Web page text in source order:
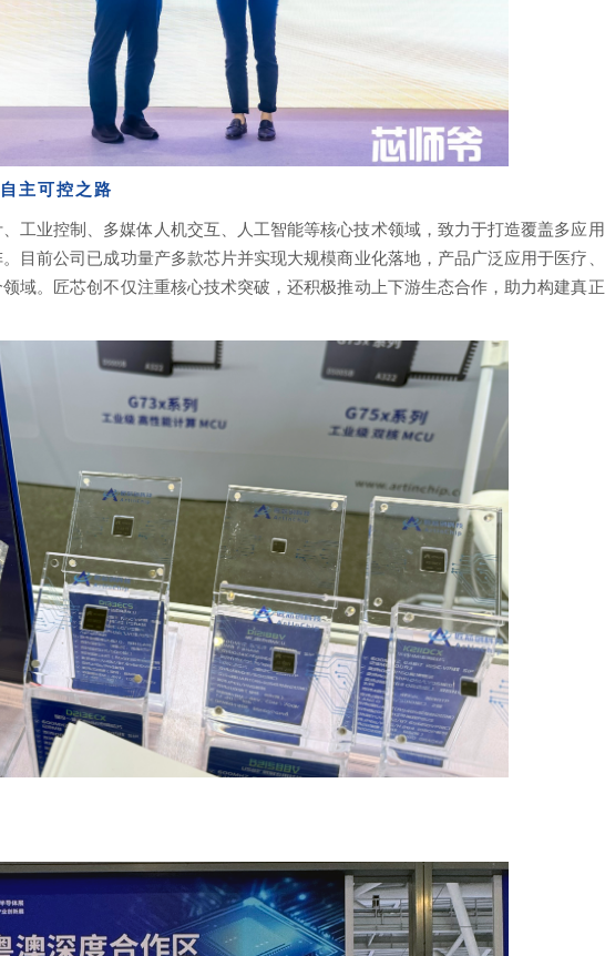
主可控之路
工业控制、多媒体人机交互、人工智能等核心技术领域，致力于打造覆盖多应用
目前公司已成功量产多款芯片并实现大规模商业化落地，产品广泛应用于医疗、
域。匠芯创不仅注重核心技术突破，还积极推动上下游生态合作，助力构建真正